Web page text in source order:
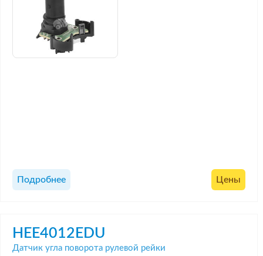
Подробнее Цены
HEE4012EDU
Датчик угла поворота рулевой рейки